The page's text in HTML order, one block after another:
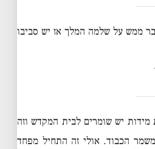
ממש על שלמה המלך אז יש סביבו
יש שומרים לבית המקדש וזה
הכבוד. אולי זה התחיל מפחד